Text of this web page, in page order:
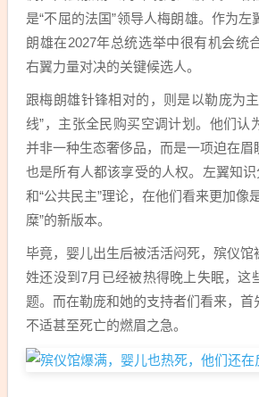
是“不屈的法国”领导人梅朗雄。作为左
朗雄在2027年总统选举中很有机会统
右翼力量对决的关键候选人。
跟梅朗雄针锋相对的，则是以勒庞为
线”，主张全民购买空调计划。他们认
并非一种生态奢侈品，而是一项迫在眉
也是所有人都该享受的人权。左翼知识
和“公共民主”理论，在他们看来更加像
糜”的新版本。
毕竟，婴儿出生后被活活闷死，殡仪馆
姓还没到7月已经被热得晚上失眠，这
题。而在勒庞和她的支持者们看来，首
不适甚至死亡的燃眉之急。